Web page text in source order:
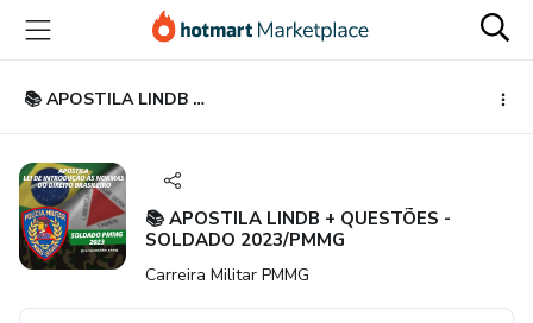
para
conteúdo
principal
para
pagamento
para
rodapé
📚 APOSTILA LINDB + QUESTÕES - SOLDADO 2023/PMMG
📚 APOSTILA LINDB + QUESTÕES -
SOLDADO 2023/PMMG
Carreira Militar PMMG